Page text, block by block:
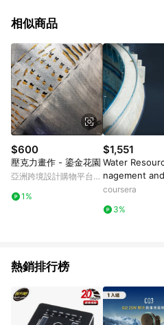
LINE購物贈點資格。 6.訂單超過6個月
相似商品
$600
壓克力畫作 - 鎏金花園
亞洲跨境設計購物平台
1%
$1,551
Water
nagement
coursera
3%
熱銷排行榜